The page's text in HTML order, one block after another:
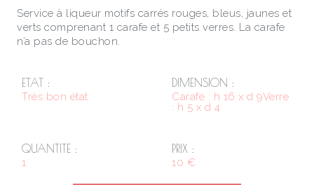
Service à liqueur motifs carrés rouges, bleus, jaunes et
verts comprenant 1 carafe et 5 petits verres. La carafe
n’a pas de bouchon.
ETAT :
Très bon état
DIMENSION :
Carafe : h 16 x d 9Verre
: h 5 x d 4
QUANTITE :
1
PRIX :
10 €